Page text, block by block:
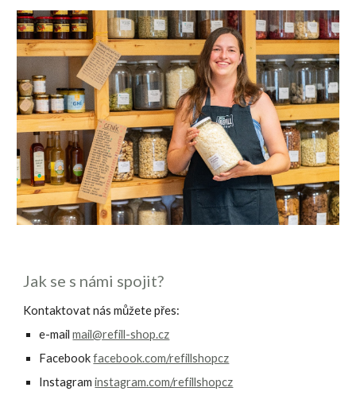
Jak se s námi spojit?
Kontaktovat nás můžete přes:
e-mailmail@refill-shop.cz
Facebookfacebook.com/refillshopcz
Instagraminstagram.com/refillshopcz